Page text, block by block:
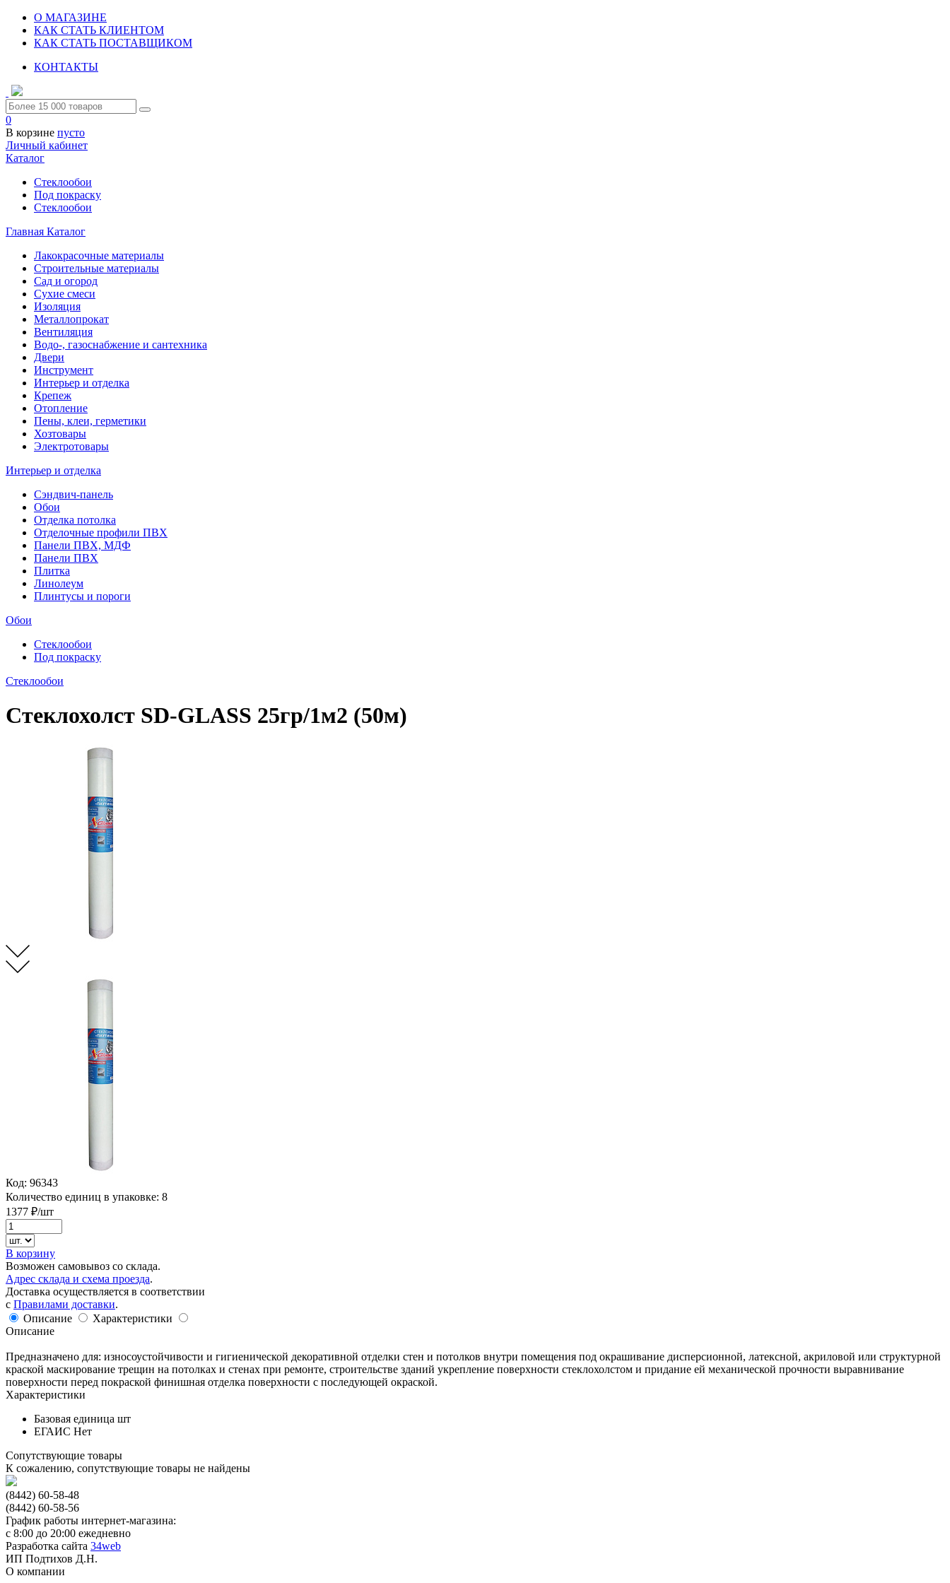
О МАГАЗИНЕ
КАК СТАТЬ КЛИЕНТОМ
КАК СТАТЬ ПОСТАВЩИКОМ
КОНТАКТЫ
0
В корзине пусто
Личный кабинет
Каталог
Стеклообои
Под покраску
Стеклообои
Главная Каталог
Лакокрасочные материалы
Строительные материалы
Сад и огород
Сухие смеси
Изоляция
Металлопрокат
Вентиляция
Водо-, газоснабжение и сантехника
Двери
Инструмент
Интерьер и отделка
Крепеж
Отопление
Пены, клеи, герметики
Хозтовары
Электротовары
Интерьер и отделка
Сэндвич-панель
Обои
Отделка потолка
Отделочные профили ПВХ
Панели ПВХ, МДФ
Панели ПВХ
Плитка
Линолеум
Плинтусы и пороги
Обои
Стеклообои
Под покраску
Стеклообои
Стеклохолст SD-GLASS 25гр/1м2 (50м)
Код: 96343
Количество единиц в упаковке: 8
1377 ₽/шт
В корзину
Возможен самовывоз со склада.
Адрес склада и схема проезда.
Доставка осуществляется в соответствии
с Правилами доставки.
Описание
Характеристики
Описание
Предназначено для: износоустойчивости и гигиенической декоративной отделки стен и потолков внутри помещения под окрашивание дисперсионной, латексной, акриловой или структурной
краской маскирование трещин на потолках и стенах при ремонте, строительстве зданий укрепление поверхности стеклохолстом и придание ей механической прочности выравнивание
поверхности перед покраской финишная отделка поверхности с последующей окраской.
Характеристики
Базовая единица шт
ЕГАИС Нет
Сопутствующие товары
К сожалению, сопутствующие товары не найдены
(8442) 60-58-48
(8442) 60-58-56
График работы интернет-магазина:
с 8:00 до 20:00 ежедневно
Разработка сайта 34web
ИП Подтихов Д.Н.
О компании